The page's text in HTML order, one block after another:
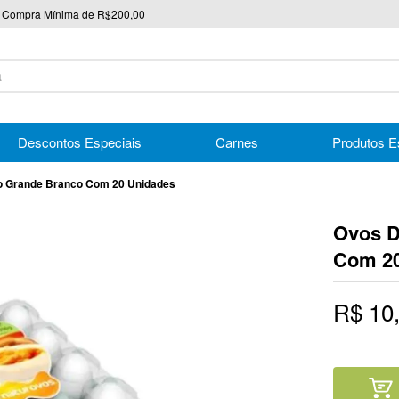
Compra Mínima de R$200,00
Descontos Especiais Carnes Produtos
Branco Com 20 Unidades
Ovos
Com
R$ 10